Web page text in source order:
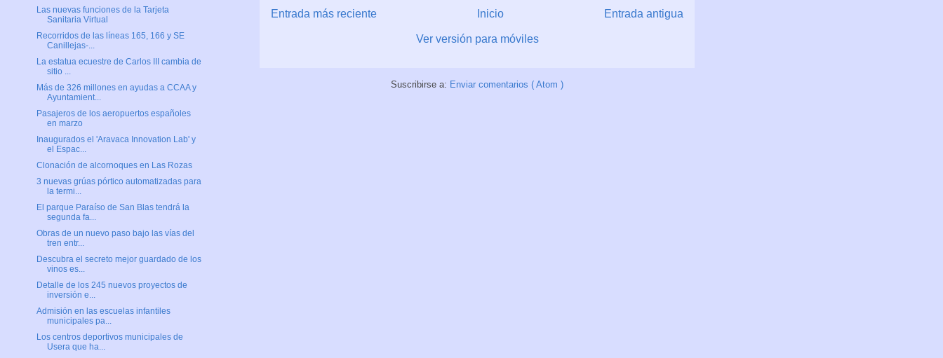
Entrada más reciente Entrada antigua
Inicio
Ver versión para móviles
Suscribirse a: Enviar comentarios ( Atom )
Las nuevas funciones de la Tarjeta
Sanitaria Virtual
Recorridos de las líneas 165, 166 y SE
Canillejas-...
La estatua ecuestre de Carlos III cambia de
sitio ...
Más de 326 millones en ayudas a CCAA y
Ayuntamient...
Pasajeros de los aeropuertos españoles
en marzo
Inaugurados el 'Aravaca Innovation Lab' y
el Espac...
Clonación de alcornoques en Las Rozas
3 nuevas grúas pórtico automatizadas para
la termi...
El parque Paraíso de San Blas tendrá la
segunda fa...
Obras de un nuevo paso bajo las vías del
tren entr...
Descubra el secreto mejor guardado de los
vinos es...
Detalle de los 245 nuevos proyectos de
inversión e...
Admisión en las escuelas infantiles
municipales pa...
Los centros deportivos municipales de
Usera que ha...